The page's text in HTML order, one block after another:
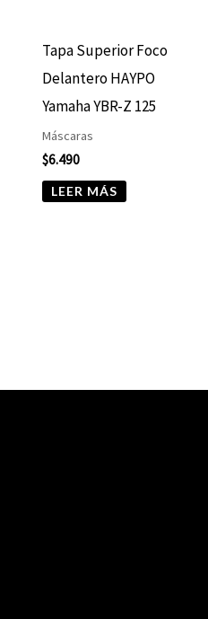
Tapa Superior Foco
Delantero HAYPO
Yamaha YBR-Z 125
Máscaras
$6.490
LEER MÁS